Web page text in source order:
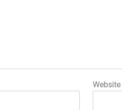
Website